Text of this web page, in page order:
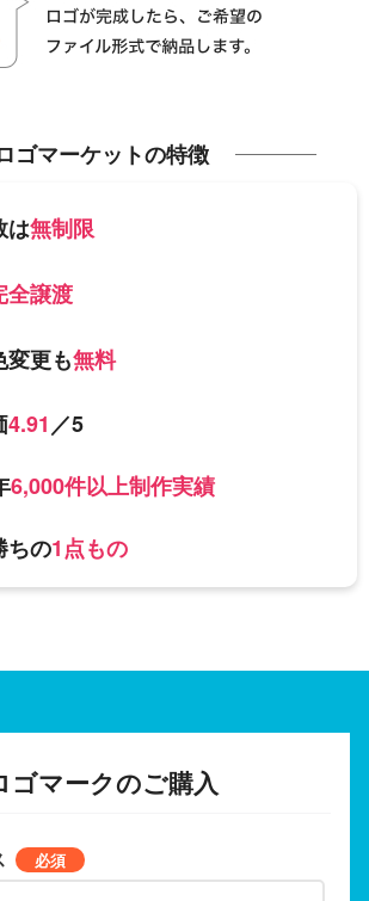
ゴマーケットの特徴
は無制限
全譲渡
変更も無料
4.91／5
6,000件以上制作実績
ちの1点もの
ゴマークのご購入